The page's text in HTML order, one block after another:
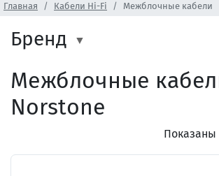
Главная Кабели Hi-Fi Межблочные кабели
Бренд
Межблочные
Norstone
Показаны